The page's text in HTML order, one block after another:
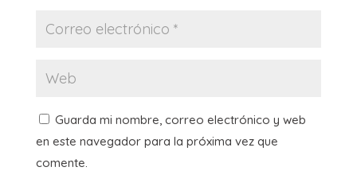
Guarda mi nombre, correo electrónico y web
en este navegador para la próxima vez que
comente.